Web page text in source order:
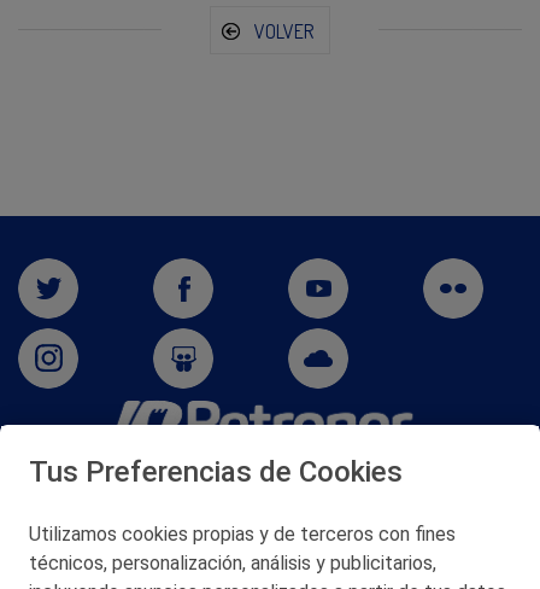
VOLVER
San Martín 5-Edificio Muñatones,
© 2026 Petronor S.A.
Tus Preferencias de Cookies
Utilizamos cookies propias y de terceros con fines
técnicos, personalización, análisis y publicitarios,